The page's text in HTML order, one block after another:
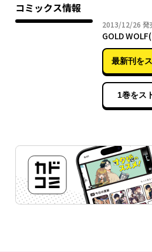
コミックス情報
2013/12/26 発
GOLD
最新刊を
1巻をス